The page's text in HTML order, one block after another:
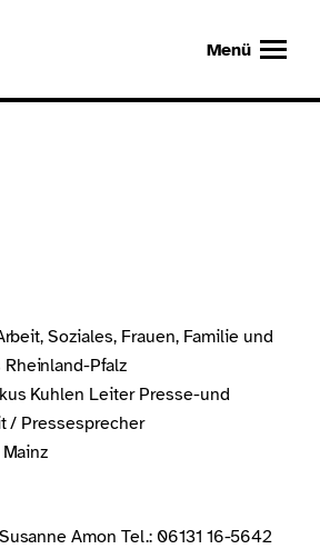
Menü
Soziales, Frauen, Familie und
Pfalz
Kuhlen Leiter Presse-und
/ Pressesprecher
Amon Tel.: 06131 16-5642